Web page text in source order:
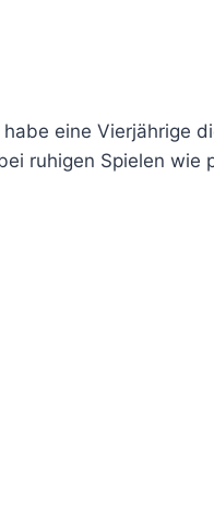
eine Vierjährige
ruhigen Spielen wie